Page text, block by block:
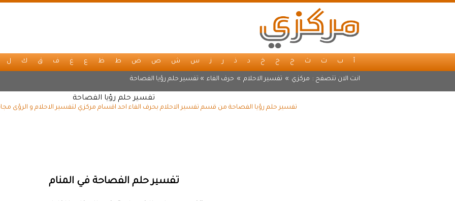
أ ب ت ث ج ح خ د ذ ر ز س ش ص ض ط ظ ع غ ف ق ك ل
انت الان تتصفح : مركزي » تفسير الاحلام » حرف الفاء » تفسير حلم رؤيا الفصاحة
تفسير حلم رؤيا الفصاحة
تفسير حلم رؤيا الفصاحة من قسم تفسير الاحلام بحرف الفاء احد اقسام مركزي لتفسير الاحلام و الرؤى
تفسير حلم الفصاحة في المنام